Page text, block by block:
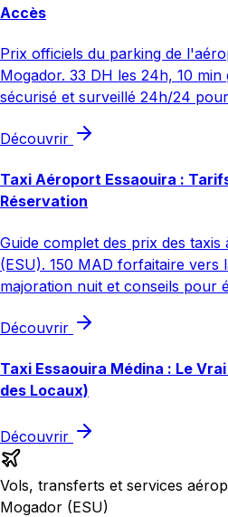
Accès
Prix officiels du parking de
Mogador. 33 DH les 24h, 10 min
sécurisé et surveillé 24h/24
Découvrir
Taxi Aéroport Essaouira :
Réservation
Guide complet des prix des
(ESU). 150 MAD forfaitaire vers
majoration nuit et conseils pour
Découvrir
Taxi Essaouira Médina : Le
des Locaux)
Découvrir
Vols, transferts et services
Mogador (ESU)